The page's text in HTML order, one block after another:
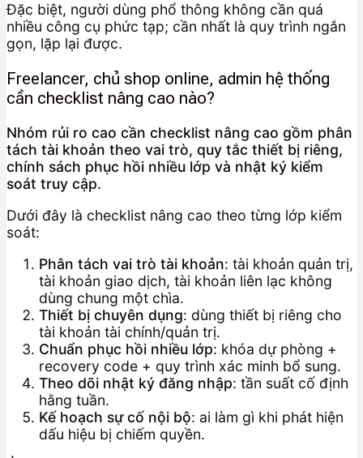
Đặc biệt, người dùng phổ thông không cần quá
nhiều công cụ phức tạp; cần nhất là quy trình ngắn
gọn, lặp lại được.
Freelancer, chủ shop online, admin hệ thống
cần checklist nâng cao nào?
Nhóm rủi ro cao cần checklist nâng cao gồm phân
tách tài khoản theo vai trò, quy tắc thiết bị riêng,
chính sách phục hồi nhiều lớp và nhật ký kiểm
soát truy cập.
Dưới đây là checklist nâng cao theo từng lớp kiểm
soát:
Phân tách vai trò tài khoản: tài khoản quản trị,
tài khoản giao dịch, tài khoản liên lạc không
dùng chung một chìa.
Thiết bị chuyên dụng: dùng thiết bị riêng cho
tài khoản tài chính/quản trị.
Chuẩn phục hồi nhiều lớp: khóa dự phòng +
recovery code + quy trình xác minh bổ sung.
Theo dõi nhật ký đăng nhập: tần suất cố định
hằng tuần.
Kế hoạch sự cố nội bộ: ai làm gì khi phát hiện
dấu hiệu bị chiếm quyền.